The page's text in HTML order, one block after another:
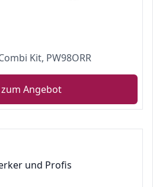
Kit, PW98ORR
zum Angebot
und Profis